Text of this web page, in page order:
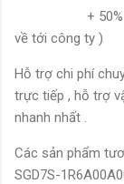
+ 50% còn
về tới công ty )
Hỗ trợ chi phí
trực tiếp , hỗ trợ
nhanh nhất .
Các sản phẩm
SGD7S-